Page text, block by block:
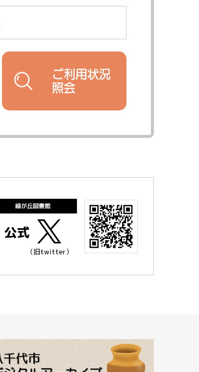
ご利用状況
照会